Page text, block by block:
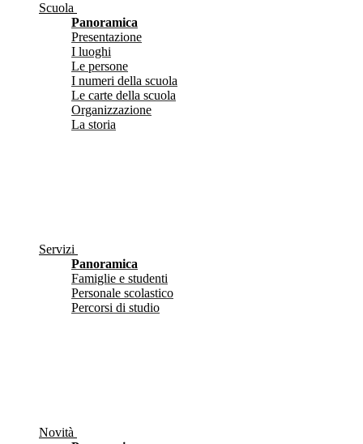
Scuola
Panoramica
Presentazione
I luoghi
Le persone
I numeri della scuola
Le carte della scuola
Organizzazione
La storia
Servizi
Panoramica
Famiglie e studenti
Personale scolastico
Percorsi di studio
Novità